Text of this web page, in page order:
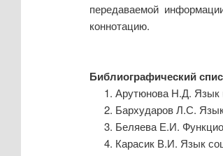
передаваемой
коннотацию.
Библиографический
Арутюнова Н.Д. Язык
Бархударов Л.С.
Беляева Е.И.
Карасик В.И. Язык